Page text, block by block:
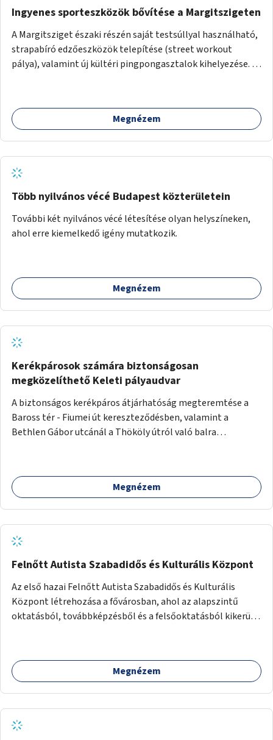
Ingyenes sporteszközök bővítése a Margitszigeten
A Margitsziget északi részén saját testsúllyal használható,
strapabíró edzőeszközök telepítése (street workout
pálya), valamint új kültéri pingpongasztalok kihelyezése. A
népszerű, ingyenes sportolási lehetőség válna elérhetővé a
sziget északi felén, ahol jelenleg egyetlen asztal sem
Megnézem
Több nyilvános vécé Budapest közterületein
További két nyilvános vécé létesítése olyan helyszíneken,
ahol erre kiemelkedő igény mutatkozik.
Megnézem
Kerékpárosok számára biztonságosan
megközelíthető Keleti pályaudvar
A biztonságos kerékpáros átjárhatóság megteremtése a
Baross tér - Fiumei út kereszteződésben, valamint a
Bethlen Gábor utcánál a Thököly útról való balra
Megnézem
Felnőtt Autista Szabadidős és Kulturális Központ
Az első hazai Felnőtt Autista Szabadidős és Kulturális
Központ létrehozása a fővárosban, ahol az alapszintű
oktatásból, továbbképzésből és a felsőoktatásból kikerülő
Megnézem